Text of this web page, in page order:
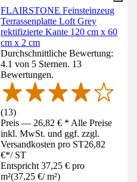
FLAIRSTONE Feinsteinzeug
Terrassenplatte Loft Grey
rektifizierte Kante 120 cm x 60
cm x 2 cm
Durchschnittliche Bewertung:
4.1 von 5 Sternen. 13
Bewertungen.
(13)
Preis — 26,82 € * Alle Preise
inkl. MwSt. und ggf. zzgl.
Versandkosten pro ST26,82
€*/ ST
Entspricht 37,25 € pro
m²(37,25 €/ m²)